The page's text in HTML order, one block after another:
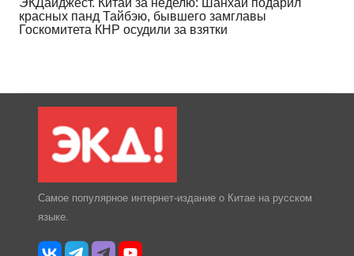
ЭКДайджест. Китай за неделю: Шанхай подарил
красных панд Тайбэю, бывшего замглавы
Госкомитета КНР осудили за взятки
Самое популярное интернет-издание о Китае на русском
языке.